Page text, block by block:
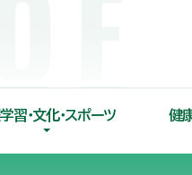
習・文化・スポーツ 健